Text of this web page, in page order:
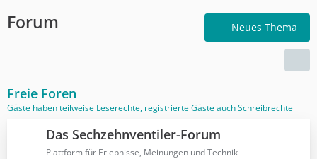
Forum Neues Thema
Freie Foren
Gäste haben teilweise Leserechte, registrierte Gäste auch Schreibrechte
Das Sechzehnventiler-Forum
Plattform für Erlebnisse, Meinungen und Technik